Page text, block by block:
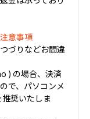
意事項
づりなどお間違
) の場合、決済
で、パソコンメ
奨いたしま